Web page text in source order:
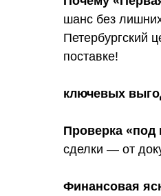
шанс без
Петербургский
поставке!
ключевых
Проверка «под
сделки — от
Финансовая